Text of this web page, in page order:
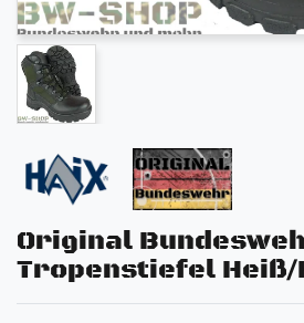
Original
Tropenstiefel Heiß/